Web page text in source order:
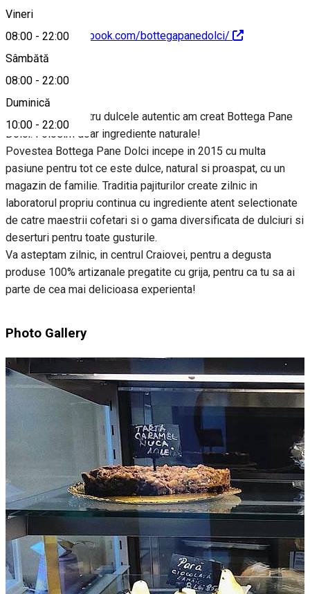
Vineri
08:00 - 22:00
Sâmbătă
08:00 - 22:00
Duminică
10:00 - 22:00
https://www.facebook.com/bottegapanedolci/
Despre
Din pasiunea pentru dulcele autentic am creat Bottega Pane
Dolci. Folosim doar ingrediente naturale!
Povestea Bottega Pane Dolci incepe in 2015 cu multa
pasiune pentru tot ce este dulce, natural si proaspat, cu un
magazin de familie. Traditia pajiturilor create zilnic in
laboratorul propriu continua cu ingrediente atent selectionate
de catre maestrii cofetari si o gama diversificata de dulciuri si
deserturi pentru toate gusturile.
Va asteptam zilnic, in centrul Craiovei, pentru a degusta
produse 100% artizanale pregatite cu grija, pentru ca tu sa ai
parte de cea mai delicioasa experienta!
Photo Gallery